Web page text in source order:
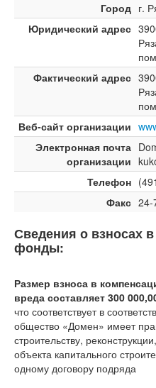
Город г.
Юридический адрес
Фактический адрес
Веб-сайт организации
Электронная почта
организации
Телефон
Факс 24-
Сведения о взносах
фонды:
Размер взноса в
вреда составляет 300
что соответствует в
общество «Домен» имеет
строительству,
объекта капитального
одному договору подряда